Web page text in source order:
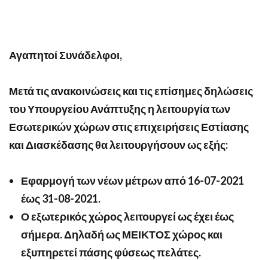
Αγαπητοί Συνάδελφοι,
Μετά τις ανακοινώσεις και τις επίσημες δηλώσεις
του Υπουργείου Ανάπτυξης η λειτουργία των
Εσωτερικών χώρων στις επιχειρήσεις Εστίασης
και Διασκέδασης θα λειτουργήσουν ως εξής:
Εφαρμογή των νέων μέτρων από 16-07-2021
έως 31-08-2021.
Ο εξωτερικός χώρος λειτουργεί ως έχει έως
σήμερα. Δηλαδή ως ΜΕΙΚΤΟΣ χώρος και
εξυπηρετεί πάσης φύσεως πελάτες.